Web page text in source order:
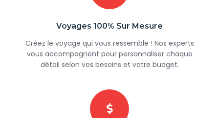
Voyages 100% Sur Mesure
Créez le voyage qui vous ressemble ! Nos experts
vous accompagnent pour personnaliser chaque
détail selon vos besoins et votre budget.